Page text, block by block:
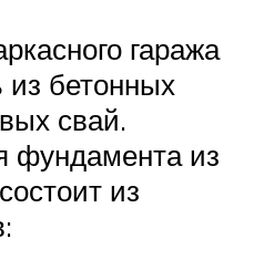
гаража
бетонных
свай.
фундамента из
из